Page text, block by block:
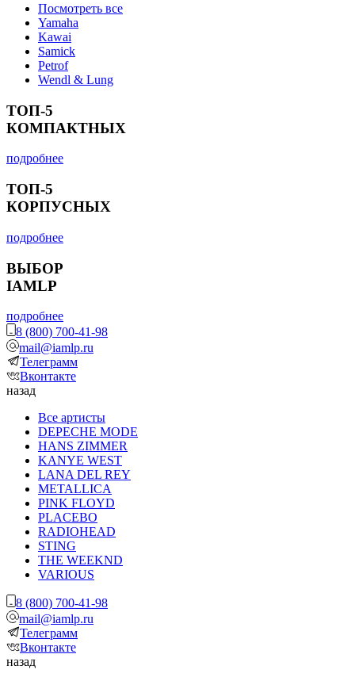
Посмотреть все
Yamaha
Kawai
Samick
Petrof
Wendl & Lung
ТОП-5
КОМПАКТНЫХ
подробнее
ТОП-5
КОРПУСНЫХ
подробнее
ВЫБОР
IAMLP
подробнее
8 (800) 700-41-98
mail@iamlp.ru
Телеграмм
Вконтакте
назад
Все артисты
DEPECHE MODE
HANS ZIMMER
KANYE WEST
LANA DEL REY
METALLICA
PINK FLOYD
PLACEBO
RADIOHEAD
STING
THE WEEKND
VARIOUS
8 (800) 700-41-98
mail@iamlp.ru
Телеграмм
Вконтакте
назад